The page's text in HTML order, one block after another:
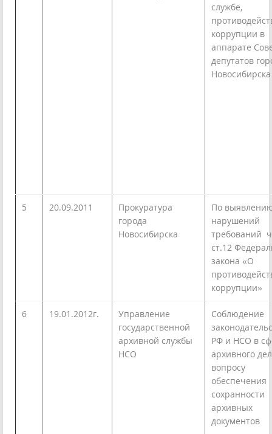
службе,
коррупции в
аппарате
депутатов
Новосибирска
5 20.09.2011
Прокуратура
города
Новосибирска
По
нарушений
требований
ст.12
закона «О
коррупции»
6 19.01.2012г.
Управление
государственной
архивной службы
НСО
Соблюдение
РФ и НСО в
архивного
вопросу
обеспечения
сохранности
архивных
документов